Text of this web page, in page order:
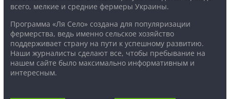
всего, мелкие и средние фермеры Украины.
Программа «Ля Село» создана для популяризации
фермерства, ведь именно сельское хозяйство
поддерживает страну на пути к успешному развитию.
Наши журналисты сделают все, чтобы пребывание на
нашем сайте было максимально информативным и
интересным.